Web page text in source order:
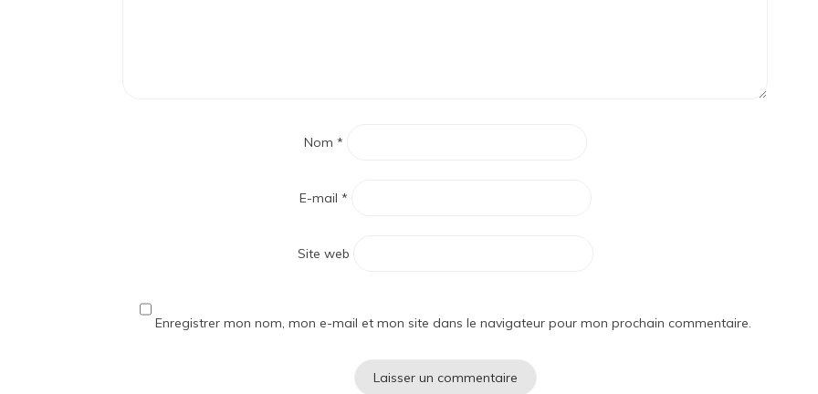
Nom *
E-mail *
Site web
Enregistrer mon nom, mon e-mail et mon site dans le navigateur pour mon prochain commentaire.